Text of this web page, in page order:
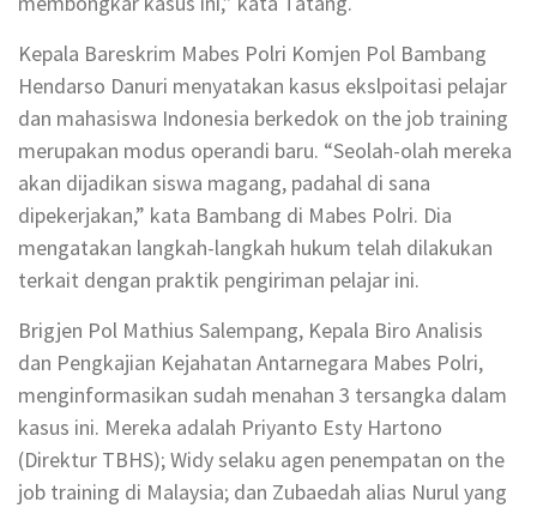
Kepala Bareskrim Mabes Polri Komjen Pol Bambang
Hendarso Danuri menyatakan kasus ekslpoitasi pelajar
dan mahasiswa Indonesia berkedok on the job training
merupakan modus operandi baru. “Seolah-olah mereka
akan dijadikan siswa magang, padahal di sana
dipekerjakan,” kata Bambang di Mabes Polri. Dia
mengatakan langkah-langkah hukum telah dilakukan
terkait dengan praktik pengiriman pelajar ini.
Brigjen Pol Mathius Salempang, Kepala Biro Analisis
dan Pengkajian Kejahatan Antarnegara Mabes Polri,
menginformasikan sudah menahan 3 tersangka dalam
kasus ini. Mereka adalah Priyanto Esty Hartono
(Direktur TBHS); Widy selaku agen penempatan on the
job training di Malaysia; dan Zubaedah alias Nurul yang